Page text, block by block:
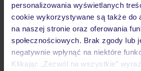
personalizowania wyświetlanych
cookie wykorzystywane są także do
na naszej stronie oraz oferowania
społecznościowych. Brak zgody lub
negatywnie wpłynąć na niektóre
Klikając „Zezwól na wszystkie”
Opinie
Pokoje